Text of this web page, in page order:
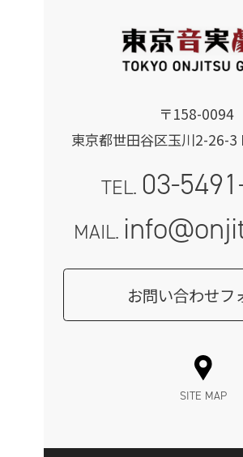
〒158-0094
東京都世田谷区玉川2-26-3
TEL. 03-
MAIL.
お問い合わせフ
SITE MAP